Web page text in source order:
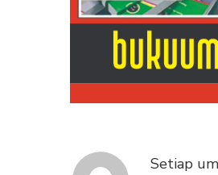
Setiap